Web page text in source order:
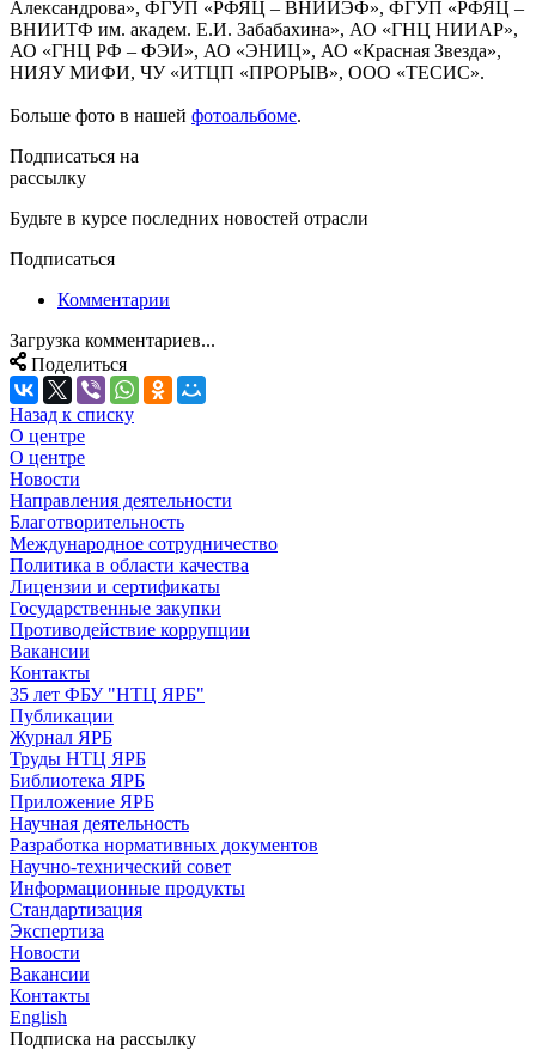
Александрова», ФГУП «РФЯЦ – ВНИИЭФ», ФГУП «РФЯЦ –
ВНИИТФ им. академ. Е.И. Забабахина», АО «ГНЦ НИИАР»,
АО «ГНЦ РФ – ФЭИ», АО «ЭНИЦ», АО «Красная Звезда»,
НИЯУ МИФИ, ЧУ «ИТЦП «ПРОРЫВ», ООО «ТЕСИС».
Больше фото в нашей фотоальбоме.
Подписаться на
рассылку
Будьте в курсе последних новостей отрасли
Подписаться
Комментарии
Загрузка комментариев...
Поделиться
Назад к списку
О центре
О центре
Новости
Направления деятельности
Благотворительность
Международное сотрудничество
Политика в области качества
Лицензии и сертификаты
Государственные закупки
Противодействие коррупции
Вакансии
Контакты
35 лет ФБУ "НТЦ ЯРБ"
Публикации
Журнал ЯРБ
Труды НТЦ ЯРБ
Библиотека ЯРБ
Приложение ЯРБ
Научная деятельность
Разработка нормативных документов
Научно-технический совет
Информационные продукты
Стандартизация
Экспертиза
Новости
Вакансии
Контакты
English
Подписка на рассылку